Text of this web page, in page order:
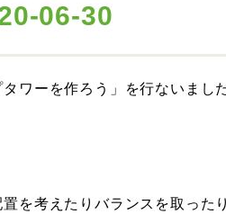
06-30
ワーを作ろう」を行ないまし
を考えたりバランスを取った